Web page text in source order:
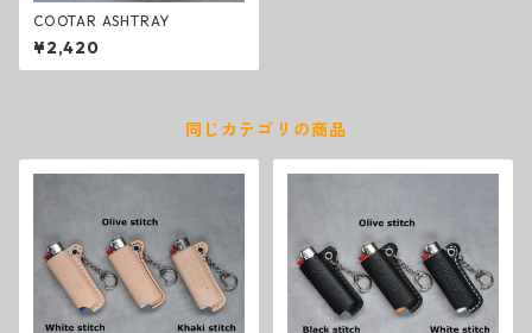
COOTAR ASHTRAY
¥2,420
同じカテゴリの商品